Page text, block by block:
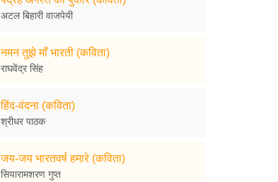
अटल बिहारी वाजपेयी
नमन तुझे माँ भारती (कविता)
राघवेंद्र सिंह
हिंद-वंदना (कविता)
श्रीधर पाठक
जय-जय भारतवर्ष हमारे (कविता)
सियारामशरण गुप्त